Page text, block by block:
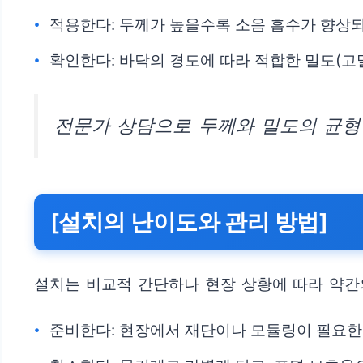
적용한다: 두께가 높을수록 소음 흡수가 향상
확인한다: 바닥의 경도에 따라 적합한 밀도(
전문가 상담으로 두께와 밀도의 균
[설치의 난이도와 관리 방법]
설치는 비교적 간단하나 현장 상황에 따라 약
준비한다: 현장에서 재단이나 모듈링이 필요